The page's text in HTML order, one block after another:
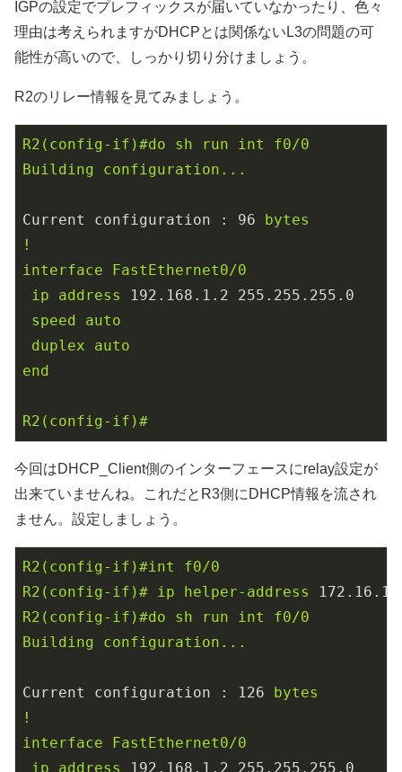
IGPの設定でプレフィックスが届いていなかったり、色々
理由は考えられますがDHCPとは関係ないL3の問題の可
能性が高いので、しっかり切り分けましょう。
R2のリレー情報を見てみましょう。
R2(config-if)#do sh run int
f0/0
Building
configuration...
Current configuration : 96
bytes
!
interface
FastEthernet0/0
ip
address 192.168 .1 .2 255.255 .255 .0
speed
auto
duplex
auto
end
R2(config-if)#
今回はDHCP_Client側のインターフェースにrelay設定が
出来ていませんね。これだとR3側にDHCP情報を流され
ません。設定しましょう。
R2(config-if)#int
f0/0
R2(config-if)# ip helper-address 172.16 .1
R2(config-if)#do
sh run int
f0/0
Building
configuration...
Current configuration : 126
bytes
!
interface
FastEthernet0/0
ip
address 192.168 .1 .2 255.255 .255 .0